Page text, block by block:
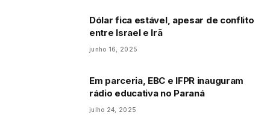
Dólar fica estável, apesar de conflito
entre Israel e Irã
junho 16, 2025
Em parceria, EBC e IFPR inauguram
rádio educativa no Paraná
julho 24, 2025